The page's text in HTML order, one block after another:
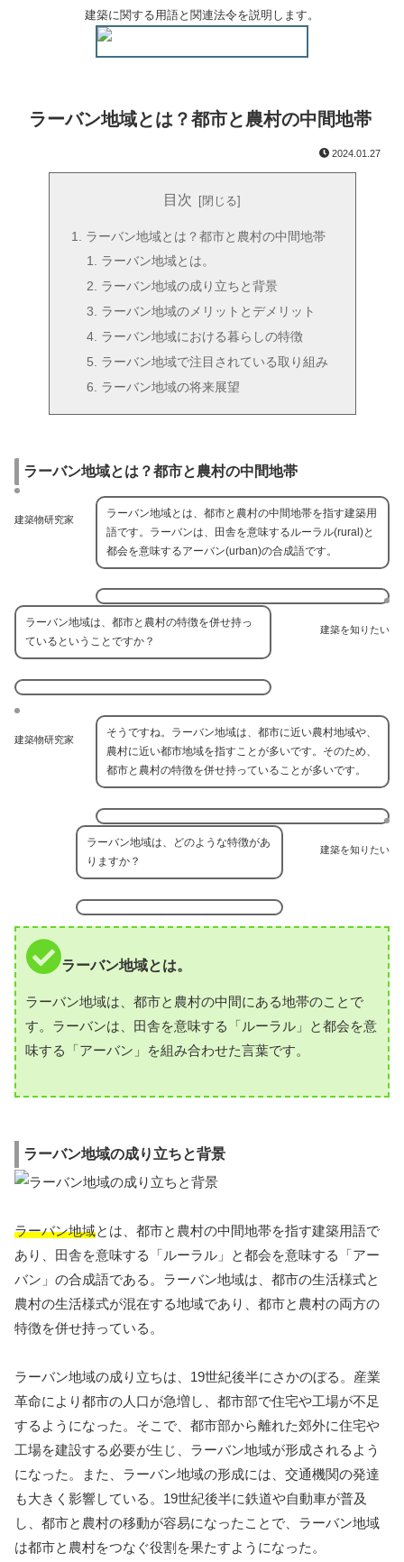
建築に関する用語と関連法令を説明します。
ラーバン地域とは？都市と農村の中間地帯
2024.01.27
目次
ラーバン地域とは？都市と農村の中間地帯
ラーバン地域とは。
ラーバン地域の成り立ちと背景
ラーバン地域のメリットとデメリット
ラーバン地域における暮らしの特徴
ラーバン地域で注目されている取り組み
ラーバン地域の将来展望
ラーバン地域とは？都市と農村の中間地帯
建築物研究家
ラーバン地域とは、都市と農村の中間地帯を指す建築用
語です。ラーバンは、田舎を意味するルーラル(rural)と
都会を意味するアーバン(urban)の合成語です。
建築を知りたい
ラーバン地域は、都市と農村の特徴を併せ持っ
ているということですか？
建築物研究家
そうですね。ラーバン地域は、都市に近い農村地域や、
農村に近い都市地域を指すことが多いです。そのため、
都市と農村の特徴を併せ持っていることが多いです。
建築を知りたい
ラーバン地域は、どのような特徴があ
りますか？
ラーバン地域とは。
ラーバン地域は、都市と農村の中間にある地帯のことで
す。ラーバンは、田舎を意味する「ルーラル」と都会を意
味する「アーバン」を組み合わせた言葉です。
ラーバン地域の成り立ちと背景
ラーバン地域とは、都市と農村の中間地帯を指す建築用語で
あり、田舎を意味する「ルーラル」と都会を意味する「アー
バン」の合成語である。ラーバン地域は、都市の生活様式と
農村の生活様式が混在する地域であり、都市と農村の両方の
特徴を併せ持っている。
ラーバン地域の成り立ちは、19世紀後半にさかのぼる。産業
革命により都市の人口が急増し、都市部で住宅や工場が不足
するようになった。そこで、都市部から離れた郊外に住宅や
工場を建設する必要が生じ、ラーバン地域が形成されるよう
になった。また、ラーバン地域の形成には、交通機関の発達
も大きく影響している。19世紀後半に鉄道や自動車が普及
し、都市と農村の移動が容易になったことで、ラーバン地域
は都市と農村をつなぐ役割を果たすようになった。